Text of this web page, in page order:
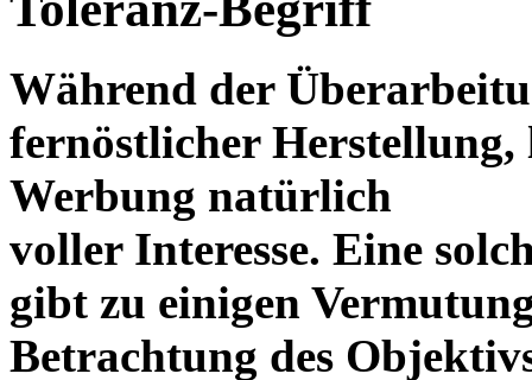
Während der
fernöstlicher Herstellung,
Werbung natürlich
voller Interesse. Eine
gibt zu einigen
Betrachtung des